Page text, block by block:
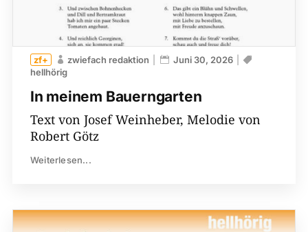
In meinem Bauerngarten
zwiefach redaktion
Juni 30, 2026
hellhörig
Text von Josef Weinheber, Melodie von
Robert Götz
Weiterlesen...